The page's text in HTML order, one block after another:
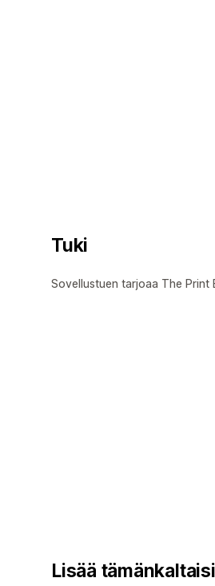
Tuki
Sovellustuen tarjoaa The Print
Lisää